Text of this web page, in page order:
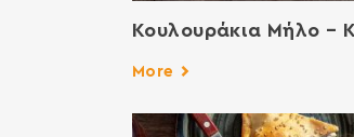
Κουλουράκια Μήλο –
More